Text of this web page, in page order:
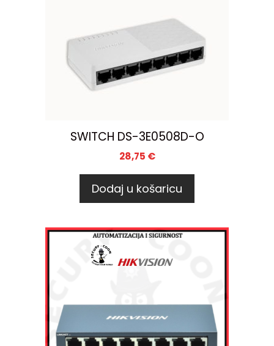
SWITCH DS-3E0508D-O
28,75 €
Dodaj u košaricu